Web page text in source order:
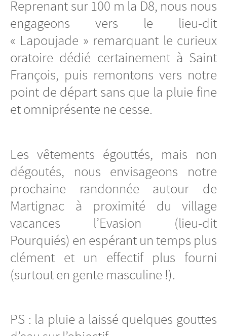
Reprenant sur 100 m la D8, nous nous
engageons vers le lieu-dit
« Lapoujade » remarquant le curieux
oratoire dédié certainement à Saint
François, puis remontons vers notre
point de départ sans que la pluie fine
et omniprésente ne cesse.
Les vêtements égouttés, mais non
dégoutés, nous envisageons notre
prochaine randonnée autour de
Martignac à proximité du village
vacances l’Evasion (lieu-dit
Pourquiés) en espérant un temps plus
clément et un effectif plus fourni
(surtout en gente masculine !).
PS : la pluie a laissé quelques gouttes